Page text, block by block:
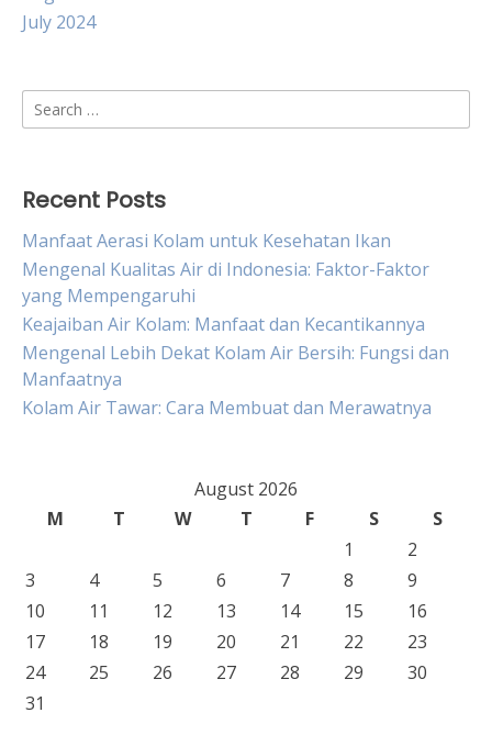
July 2024
Search
for:
Recent Posts
Manfaat Aerasi Kolam untuk Kesehatan Ikan
Mengenal Kualitas Air di Indonesia: Faktor-Faktor
yang Mempengaruhi
Keajaiban Air Kolam: Manfaat dan Kecantikannya
Mengenal Lebih Dekat Kolam Air Bersih: Fungsi dan
Manfaatnya
Kolam Air Tawar: Cara Membuat dan Merawatnya
August 2026
M
T W T F S
S
1
2
3
4 5 6 7 8
9
10
11 12 13 14 15
16
17
18 19 20 21 22
23
24
25 26 27 28 29
30
31